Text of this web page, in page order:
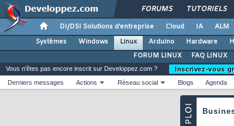
FORUMS TUTORIELS
DI/DSI Solutions d'entreprise Cloud IA ALM
Systèmes
Windows Linux Arduino Hardware
FORUM LINUX
FAQ LINUX
Vous n'êtes pas encore inscrit sur Developpez.com ?
Inscrivez-vous
Derniers messages
Actions Réseau social Blogs Agenda